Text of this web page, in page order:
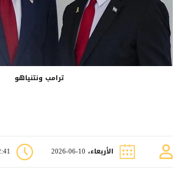
ترامب ونتنياهو
الأربعاء، 10-06-2026